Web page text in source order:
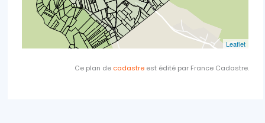
Ce plan de cadastreest édité par France Cadastre.